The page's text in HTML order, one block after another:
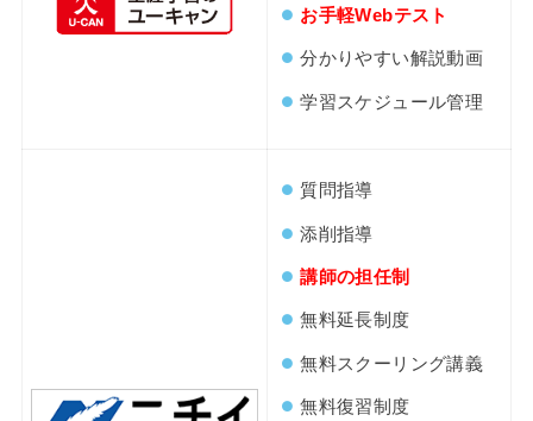
お手軽Webテスト
分かりやすい解説動画
学習スケジュール管理
質問指導
添削指導
講師の担任制
無料延長制度
無料スクーリング講義
無料復習制度